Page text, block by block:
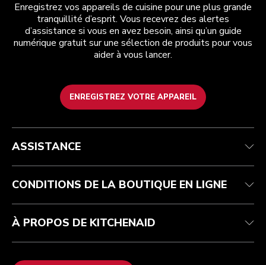
Enregistrez vos appareils de cuisine pour une plus grande
tranquillité d’esprit. Vous recevrez des alertes
d’assistance si vous en avez besoin, ainsi qu’un guide
numérique gratuit sur une sélection de produits pour vous
aider à vous lancer.
ENREGISTREZ VOTRE APPAREIL
Service après-vente
Garantie et documents
Contactez-nous
Conditions générales de vente
Retours et remboursements
Imprint
ODR
La marque
Trouver une boutique
ASSISTANCE
CONDITIONS DE LA BOUTIQUE EN LIGNE
À PROPOS DE KITCHENAID